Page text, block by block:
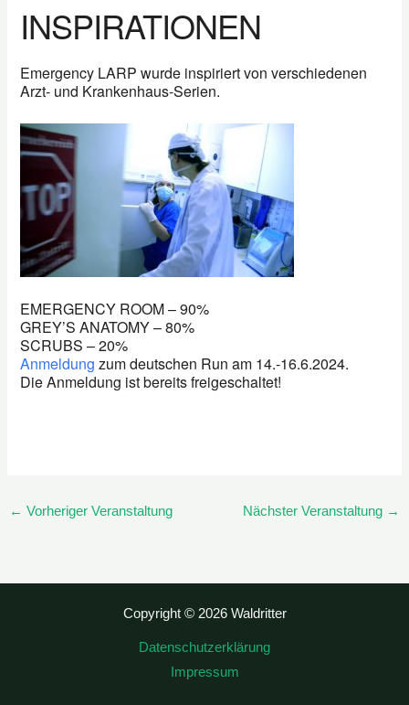
INSPIRATIONEN
Emergency LARP wurde inspiriert von verschiedenen
Arzt- und Krankenhaus-Serien.
EMERGENCY ROOM – 90%
GREY’S ANATOMY – 80%
SCRUBS – 20%
Anmeldung zum deutschen Run am 14.-16.6.2024.
Die Anmeldung ist bereits freigeschaltet!
← Vorheriger Veranstaltung Nächster Veranstaltung →
Copyright © 2026 Waldritter
Datenschutzerklärung
Impressum